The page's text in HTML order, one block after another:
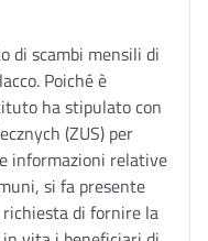
di scambi mensili di
Poiché è
ha stipulato con
(ZUS) per
informazioni relative
si fa presente
di fornire la